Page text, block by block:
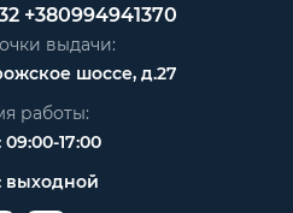
+380994941370
выдачи:
шоссе, д.27
работы:
17:00
выходной